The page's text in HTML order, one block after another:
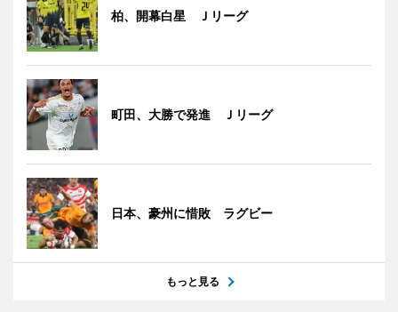
柏、開幕白星 Ｊリーグ
町田、大勝で発進 Ｊリーグ
日本、豪州に惜敗 ラグビー
もっと見る